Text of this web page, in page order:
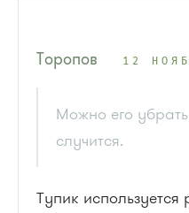
Торопов 12
Можно его
случится.
Тупик используется